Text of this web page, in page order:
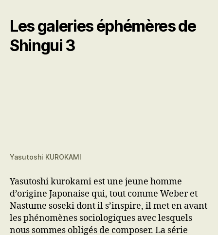
Les galeries éphémères de
Shingui 3
Yasutoshi KUROKAMI
Yasutoshi kurokami est une jeune homme
d’origine Japonaise qui, tout comme Weber et
Nastume soseki dont il s’inspire, il met en avant
les phénomènes sociologiques avec lesquels
nous sommes obligés de composer. La série